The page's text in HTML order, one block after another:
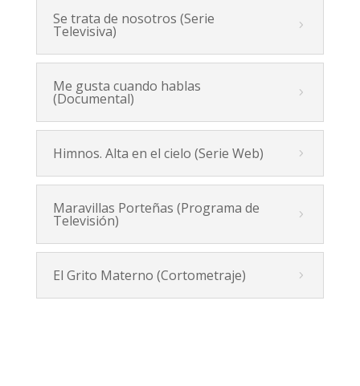
Se trata de nosotros (Serie
Televisiva)
Me gusta cuando hablas
(Documental)
Himnos. Alta en el cielo (Serie Web)
Maravillas Porteñas (Programa de
Televisión)
El Grito Materno (Cortometraje)